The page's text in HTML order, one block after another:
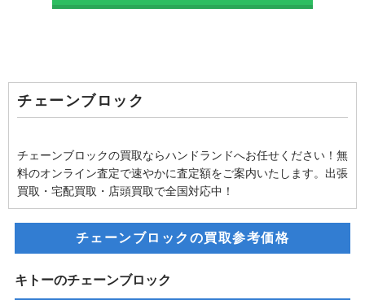
チェーンブロック
チェーンブロックの買取ならハンドランドへお任せください！無
料のオンライン査定で速やかに査定額をご案内いたします。出張
買取・宅配買取・店頭買取で全国対応中！
チェーンブロックの買取参考価格
キトーのチェーンブロック